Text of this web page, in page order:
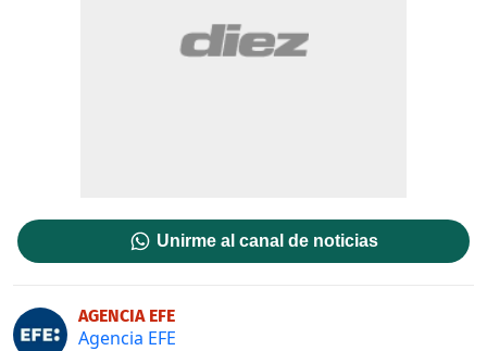
Unirme al canal de noticias
AGENCIA EFE
Agencia EFE